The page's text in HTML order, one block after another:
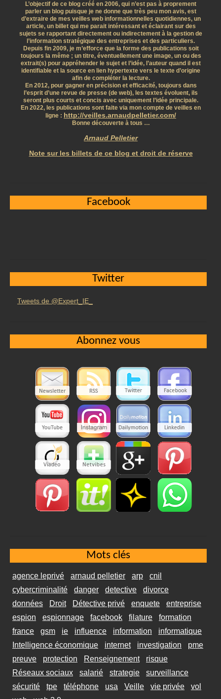
L’objectif de ce blog créé en 2006, qui n’est pas à proprement
parler un blog puisque je ne donne que très peu mon avis, est
d’extraire de mes veilles web informationnelles quotidiennes, un
article, un billet qui me parait intéressant et éclairant sur des
sujets se rapportant directement ou indirectement à la gestion de
l’information stratégique des entreprises et des particuliers.
Depuis fin 2009, je m’efforce que la forme des publications soit
toujours la même ; un titre, éventuellement une image, un ou des
extrait(s) pour appréhender le sujet et l’idée, l’auteur quand il est
identifiable et la source en lien hypertexte vers le texte d’origine
afin de compléter la lecture.
En 2012, pour gagner en précision et efficacité, toujours dans
l’esprit d’une revue de presse (de web), les textes évoluent, ils
seront plus courts et concis avec uniquement l’idée principale.
En 2022, les publications sont faite via mon compte de veilles en
ligne : http://veilles.arnaudpelletier.com/
Bonne découverte à tous …
Arnaud Pelletier
Note sur les billets de ce blog et droit de réserve
Facebook
Twitter
Tweets de @Expert_IE_
Abonnez vous
Mots clés
agence leprivé arnaud pelletier arp
cnil
cybercriminalité
danger detective
divorce
données
Droit Détective privé enquete
entreprise
espion
espionnage facebook filature
formation
france
gsm ie influence information
informatique
Intelligence économique
internet investigation
pme
preuve
protection Renseignement
risque
Réseaux sociaux
salarié strategie
surveillance
sécurité
tpe téléphone usa Veille vie privée
vol